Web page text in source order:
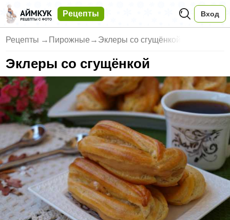
Рецепты Вход
Рецепты → Пирожные → Эклеры со сгущёнкой
Эклеры со сгущёнкой